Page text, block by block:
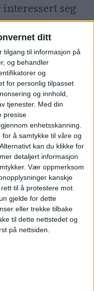
ditt
tilgang til informasjon på
og behandler
og
for personlig tilpasset
og innhold,
tjenester. Med din
presise
enhetsskanning.
å samtykke til våre og
kan du klikke for
detaljert informasjon
Vær oppmerksom
kanskje
til å protestere mot
gjelde for dette
eller trekke tilbake
til dette nettstedet og
på nettsiden.
seg
at en venninne
Kris Riise
til Pokemon
finnes ikke noe
frivillige
til, forteller
ansvarlig.